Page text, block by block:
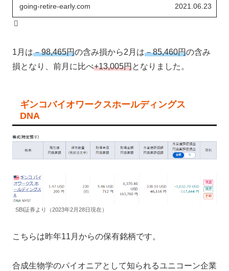
going-retire-early.com 2021.06.23
1月は－98,465円の含み損から2月は－85,460円の含み
損となり、前月に比べ+13,005円となりました。
ギンコバイオワークスホールディングス
DNA
SBI証券より（2023年2月28日現在）
こちらは昨年11月からの保有銘柄です。
合成生物学のパイオニアとして知られるユニコーン企業